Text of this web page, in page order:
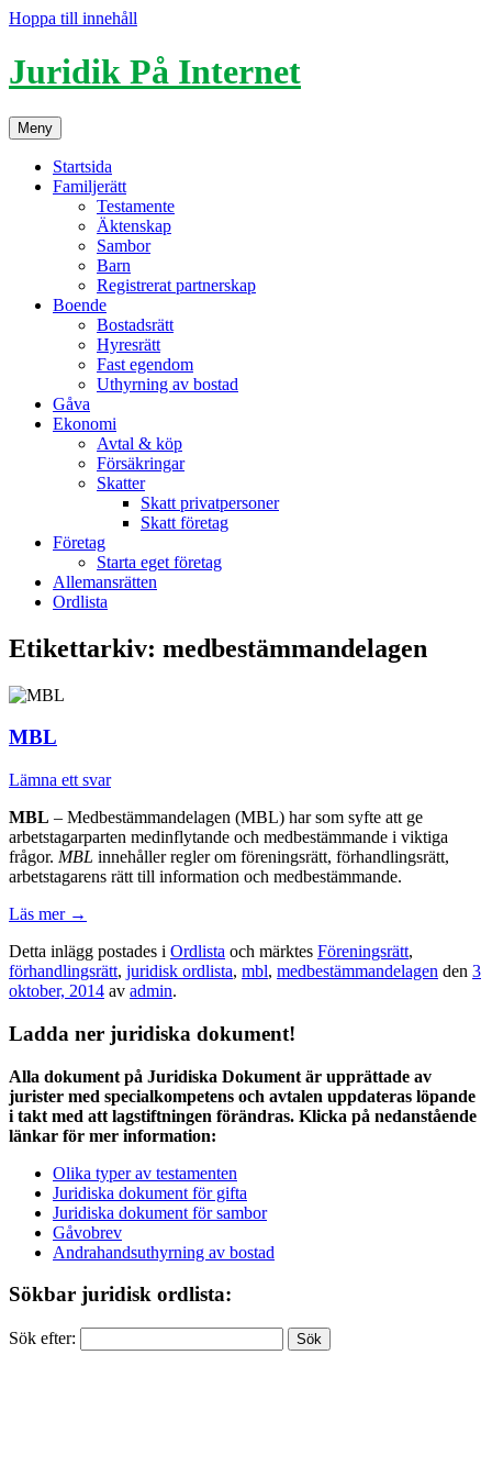
Hoppa till innehåll
Juridik På Internet
Meny
Startsida
Familjerätt
Testamente
Äktenskap
Sambor
Barn
Registrerat partnerskap
Boende
Bostadsrätt
Hyresrätt
Fast egendom
Uthyrning av bostad
Gåva
Ekonomi
Avtal & köp
Försäkringar
Skatter
Skatt privatpersoner
Skatt företag
Företag
Starta eget företag
Allemansrätten
Ordlista
Etikettarkiv: medbestämmandelagen
MBL
Lämna ett svar
MBL – Medbestämmandelagen (MBL) har som syfte att ge
arbetstagarparten medinflytande och medbestämmande i viktiga
frågor. MBL innehåller regler om föreningsrätt, förhandlingsrätt,
arbetstagarens rätt till information och medbestämmande.
Läs mer →
Detta inlägg postades i Ordlista och märktes Föreningsrätt,
förhandlingsrätt, juridisk ordlista, mbl, medbestämmandelagen den 3
oktober, 2014 av admin.
Ladda ner juridiska dokument!
Alla dokument på Juridiska Dokument är upprättade av
jurister med specialkompetens och avtalen uppdateras löpande
i takt med att lagstiftningen förändras. Klicka på nedanstående
länkar för mer information:
Olika typer av testamenten
Juridiska dokument för gifta
Juridiska dokument för sambor
Gåvobrev
Andrahandsuthyrning av bostad
Sökbar juridisk ordlista:
Sök efter: